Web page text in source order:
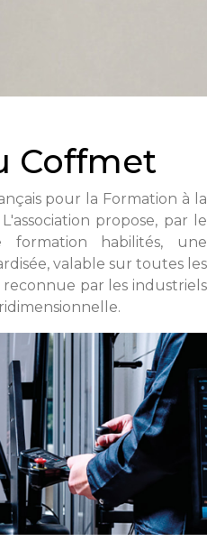
Coffmet
pour la Formation à la
propose, par le
formation habilités, une
valable sur toutes les
par les industriels